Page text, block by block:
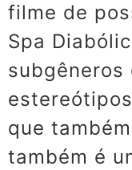
filme de
Spa
subgêneros
que
também é